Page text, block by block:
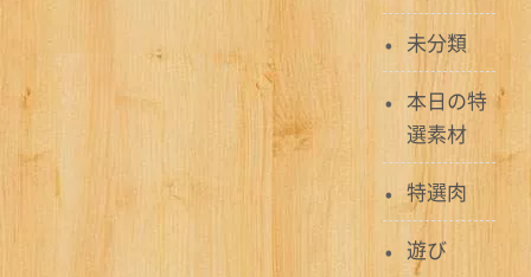
未分類
本日の特
選素材
特選肉
遊び